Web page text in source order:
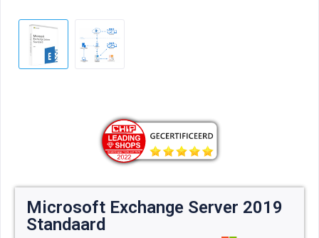
Microsoft Exchange Server 2019
Standaard